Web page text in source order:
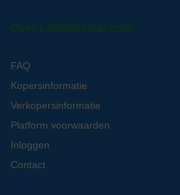
Over LabMakelaar.com
FAQ
Kopersinformatie
Verkopersinformatie
Platform voorwaarden
Inloggen
Contact